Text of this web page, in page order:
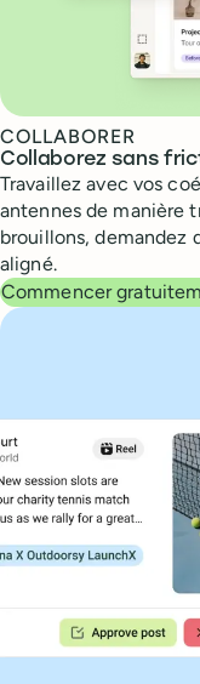
COLLABORER
Collaborez sans
Travaillez avec vos
antennes de manière
brouillons, demandez
aligné.
Commencer